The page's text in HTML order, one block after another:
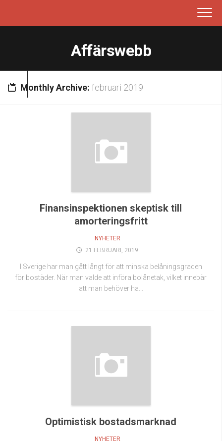
content
Affärswebb
Monthly Archive: februari 2019
Finansinspektionen skeptisk till
amorteringsfritt
NYHETER
21 FEBRUARI, 2019
I Sverige har man gått långt för att minska belåningsgraden
för bostäder. När man valde att införa bolånetak, vilket innebär
att man behöver ha...
Optimistisk bostadsmarknad
NYHETER